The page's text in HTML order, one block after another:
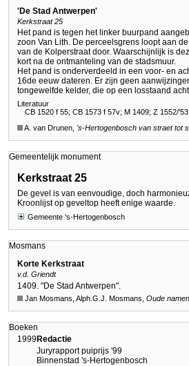
'De Stad Antwerpen'
Kerkstraat 25
Het pand is tegen het linker buurpand
zoon Van Lith. De perceelsgrens loopt aan
van de Kolperstraat door. Waarschijnlijk is
kort na de ontmanteling van de stadsmuur.
Het pand is onderverdeeld in een voor- en
16de eeuw dateren. Er zijn geen
tongewelfde kelder, die op een losstaand
Literatuur
CB 1520 f 55; CB 1573 f 57v; M 1409; Z 1552/'53.
A. van Drunen, 's-Hertogenbosch van straet tot
Gemeentelijk monument
Kerkstraat 25
De gevel is van eenvoudige, doch
Kroonlijst op geveltop heeft enige waarde.
Gemeente 's-Hertogenbosch
Mosmans
Korte Kerkstraat
v.d. Griendt
1409. "De Stad Antwerpen".
Jan Mosmans, Alph.G.J. Mosmans, Oude
Boeken
1999Redactie
Juryrapport puiprijs '99
Binnenstad 's-Hertogenbosch